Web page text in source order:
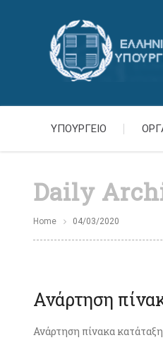
ΥΠΟΥΡΓΕΙΟ
Daily
Home 04/03/2020
Ανάρτηση
Ανάρτηση πίνακα